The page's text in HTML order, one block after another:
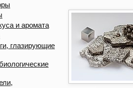
и аромата
глазирующие